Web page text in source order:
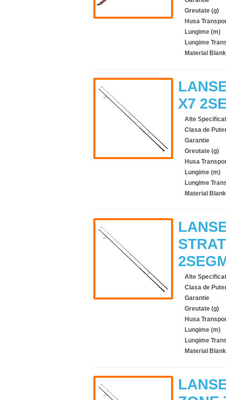
Greutate (g)
Husa
Lungime (m)
Lungime
Material Blank
X7
Alte
Clasa de
Garantie
Greutate (g)
Husa
Lungime (m)
Lungime
Material Blank
Alte
Clasa de
Garantie
Greutate (g)
Husa
Lungime (m)
Lungime
Material Blank